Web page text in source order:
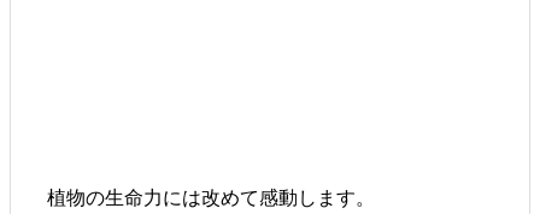
植物の生命力には改めて感動します。